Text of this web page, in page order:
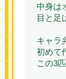
中身は
目と足
キャラ
初めて
この3